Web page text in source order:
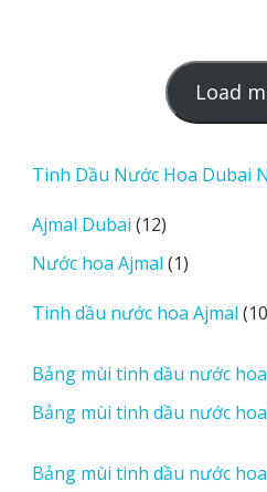
Load
Tinh Dầu Nước Hoa Dubai
Ajmal Dubai 1212
sản
phẩm
Nước hoa Ajmal 11
phẩm
Tinh dầu nước hoa Ajmal 10
Bảng mùi tinh dầu nước
Bảng mùi tinh dầu nước
Bảng mùi tinh dầu nước